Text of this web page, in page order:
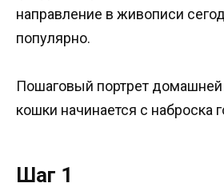
направление в живописи
популярно.
Пошаговый портрет
кошки начинается с наброска
Шаг 1